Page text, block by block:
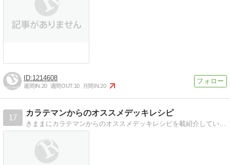
1214608
週間IN:20 週間OUT:10 月間IN:20
17
カラテマンからのオススメデッキレシピ
きままにカラテマンからのオススメデッキレシピを載紹介していきます。皆様のデッキ構築の参考になれたら幸いです。毎日更新できるように頑張っていきたいと思います。